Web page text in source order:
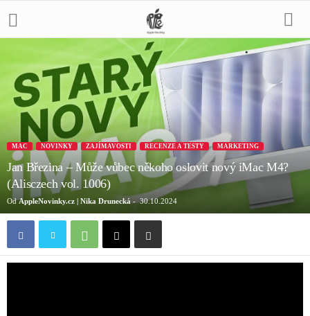
MAC NOVINKY ZAJÍMAVOSTI RECENZE A TESTY MARKETING
Jan Březina – Může vůbec někoho oslovit nový iMac M4?
(Alisczech vol. 1006)
Od AppleNovinky.cz | Nika Drunecká- 30.10.2024